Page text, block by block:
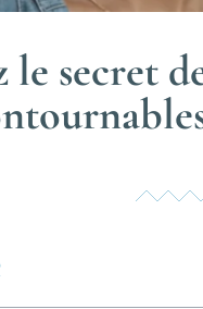
le secret